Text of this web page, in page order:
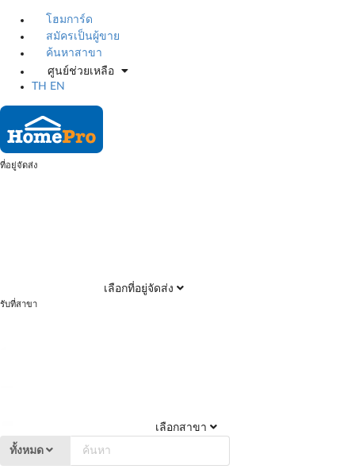
โฮมการ์ด
สมัครเป็นผู้ขาย
ค้นหาสาขา
ศูนย์ช่วยเหลือ
TH
EN
ที่อยู่จัดส่ง
เลือกที่อยู่จัดส่ง
รับที่สาขา
เลือกสาขา
ทั้งหมด